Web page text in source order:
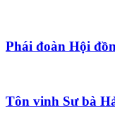
Phái đoàn Hội
Tôn vinh Sư bà